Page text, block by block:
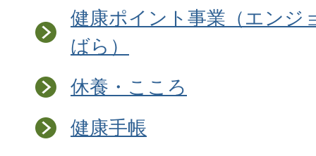
健康ポイント事業（エンジ
ばら）
休養・こころ
健康手帳